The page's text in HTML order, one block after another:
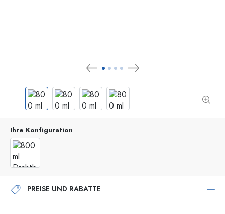
Ihre Konfiguration
PREISE UND RABATTE